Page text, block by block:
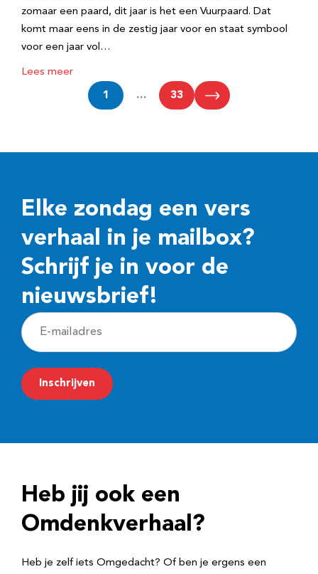
zomaar een paard, dit jaar is het een Vuurpaard. Dat
komt maar eens in de zestig jaar voor en staat symbool
voor een jaar vol…
Lees meer
1 … 33
Elke zondag een vers
verhaal in je mailbox?
Schrijf je in voor de
nieuwsbrief!
E
-
m
a
r
e
Inschrijven
Heb jij ook een
Omdenkverhaal?
Heb je zelf iets Omgedacht? Of ben je ergens een